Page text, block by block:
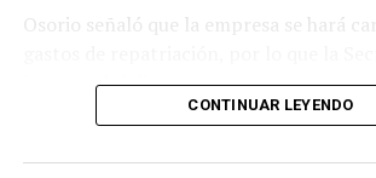
Osorio señaló que la empresa se hará
intervendrá directamente en ese
aseguró que la institución seguirá
todos los connacionales regresen al
CONTINUAR LEYENDO